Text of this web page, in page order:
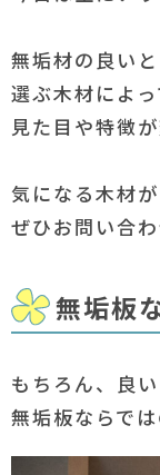
無垢材の良い
選ぶ木材によっ
見た目や特徴が
気になる木材
ぜひお問い合わ
無垢板
もちろん、良
無垢板ならで